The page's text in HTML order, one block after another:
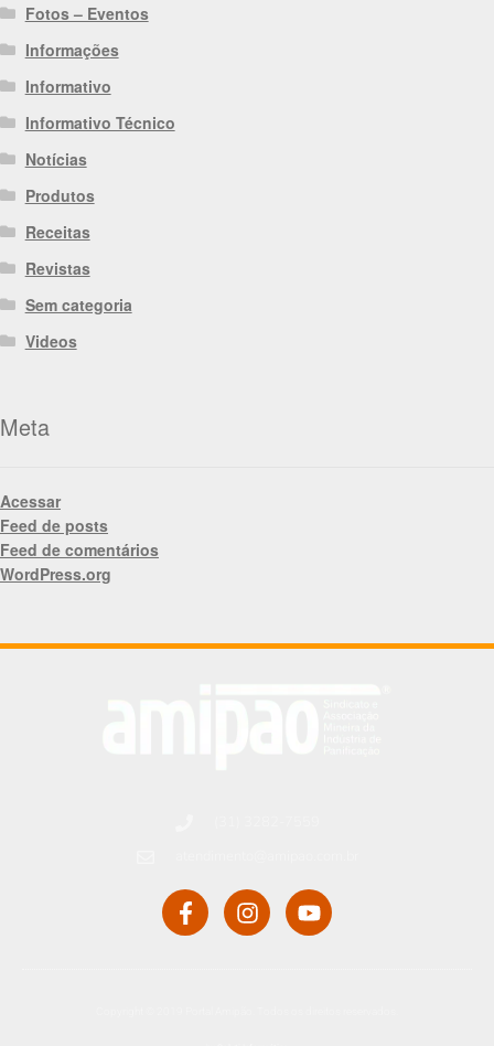
Fotos – Eventos
Informações
Informativo
Informativo Técnico
Notícias
Produtos
Receitas
Revistas
Sem categoria
Videos
Meta
Acessar
Feed de posts
Feed de comentários
WordPress.org